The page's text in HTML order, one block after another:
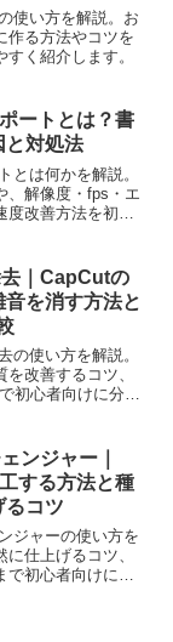
使い方を解説。お
作る方法やコツを
く紹介します。
ートとは？書
と対処法
とは何かを解説。
、解像度・fps・エ
改善方法を初心
｜CapCutの
を消す方法と
の使い方を解説。
改善するコツ、
初心者向けに分か
ンジャー｜
する方法と種
るコツ
ジャーの使い方を
仕上げるコツ、
で初心者向けに説